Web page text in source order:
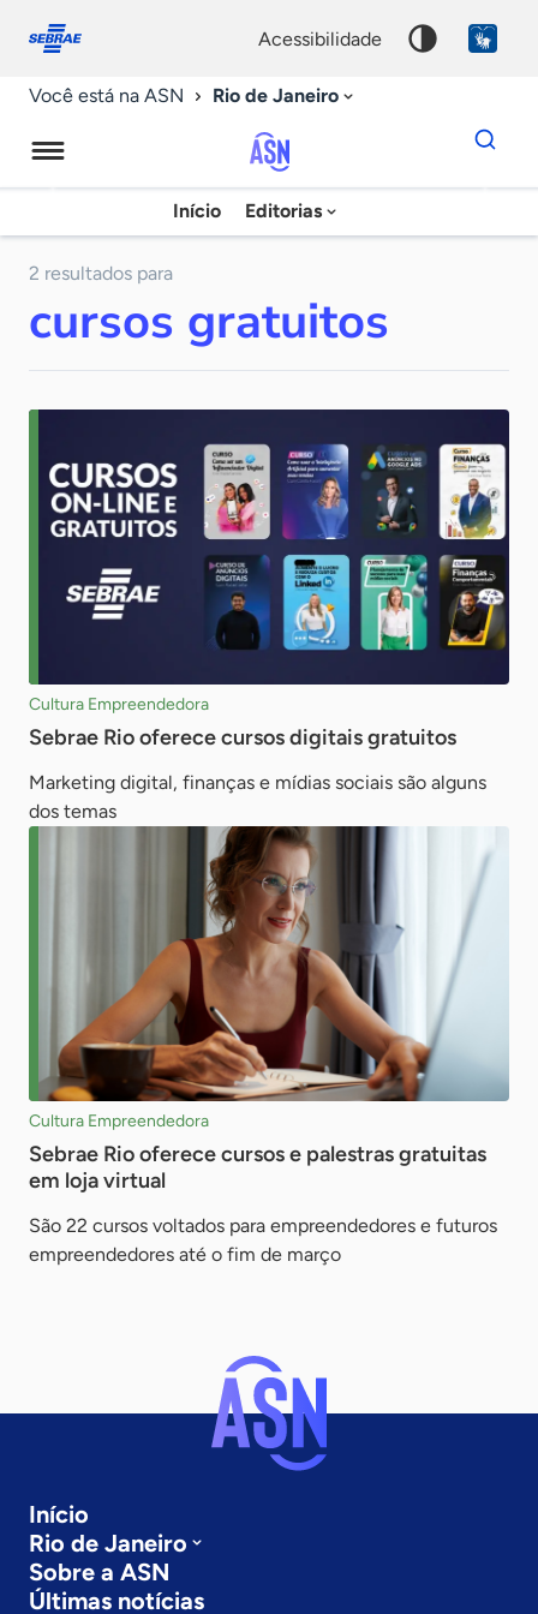
conosco
acessibilidade
Você está na ASN Rio de Janeiro
Agência
Sebrae
Notícias
Início Editorias
Dados
para
chave
2 resultados para
cursos gratuitos
Cultura Empreendedora
Sebrae Rio oferece cursos digitais gratuitos
Marketing digital, finanças e mídias sociais são alguns
dos temas
Cultura Empreendedora
Sebrae Rio oferece cursos e palestras gratuitas
em loja virtual
São 22 cursos voltados para empreendedores e futuros
empreendedores até o fim de março
Início
Rio de Janeiro
Sobre a ASN
Últimas notícias